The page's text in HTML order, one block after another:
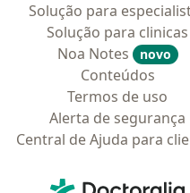
Solução para
Solução para clinicas
Noa Notes
novo
Conteúdos
Termos de uso
Alerta de segurança
Central de Ajuda para
Doctoralia -